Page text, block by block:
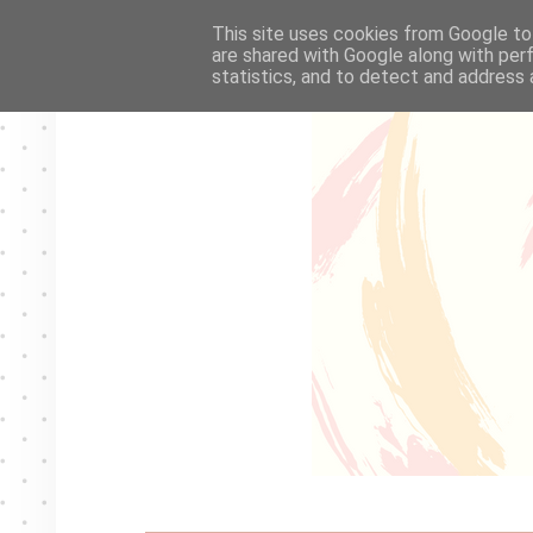
This site uses cookies from Google
are shared with Google along with
statistics, and to detect and address